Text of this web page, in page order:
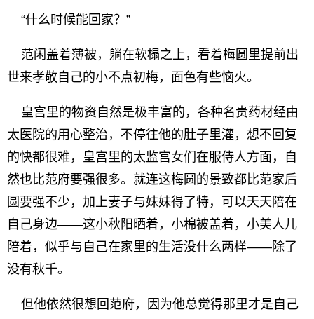
“什么时候能回家？”
范闲盖着薄被，躺在软榻之上，看着梅圆里提前出
世来孝敬自己的小不点初梅，面色有些恼火。
皇宫里的物资自然是极丰富的，各种名贵药材经由
太医院的用心整治，不停往他的肚子里灌，想不回复
的快都很难，皇宫里的太监宫女们在服侍人方面，自
然也比范府要强很多。就连这梅圆的景致都比范家后
圆要强不少，加上妻子与妹妹得了特，可以天天陪在
自己身边——这小秋阳晒着，小棉被盖着，小美人儿
陪着，似乎与自己在家里的生活没什么两样——除了
没有秋千。
但他依然很想回范府，因为他总觉得那里才是自己